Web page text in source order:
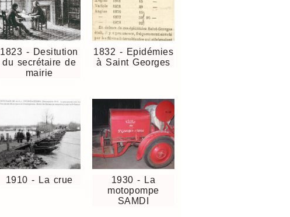
1823 - Desitution
du secrétaire de
mairie
1832 - Epidémies
à Saint Georges
1910 - La crue
1930 - La
motopompe
SAMDI